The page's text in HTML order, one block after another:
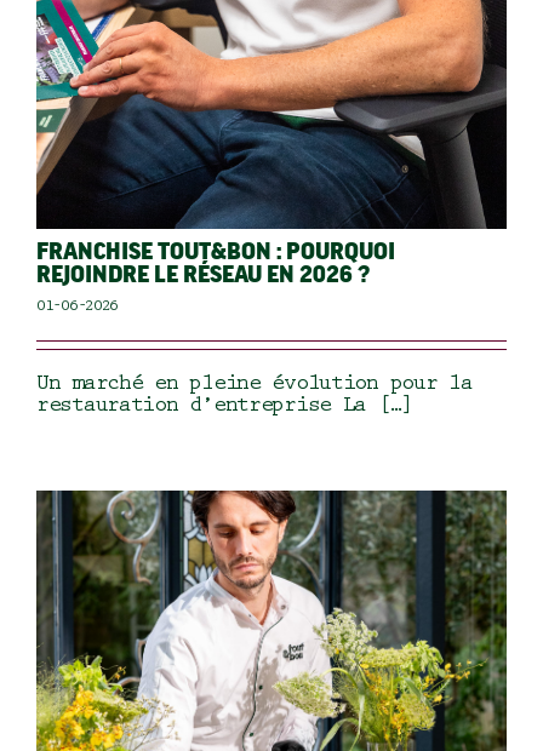
FRANCHISE TOUT&BON : POURQUOI
REJOINDRE LE RÉSEAU EN 2026 ?
01-06-2026
Un marché en pleine évolution pour la
restauration d’entreprise La […]